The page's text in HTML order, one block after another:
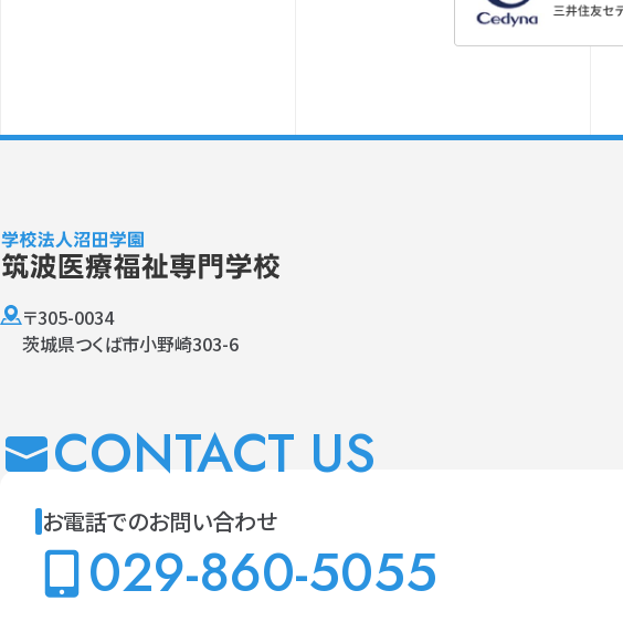
〒305-0034
茨城県つくば市小野崎303-6
CONTACT US
お電話でのお問い合わせ
029-860-5055